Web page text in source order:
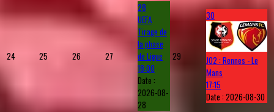
24 25 26 27
28
UEFA
Tirage de
la phase
de Ligue
18:00
Date :
2026-08-
28
29
30
J02 : Rennes - Le
Mans
17:15
Date :2026-08-30